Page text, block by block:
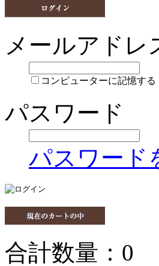
メールアドレ
コンピューターに記憶する
パスワード
パスワード
合計数量： 0